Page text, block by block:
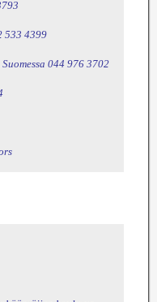
533 4399
044 976 3702